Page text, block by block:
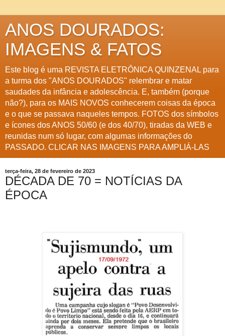
ANOS DOURADOS:
IMAGENS & FATOS
Este blog é uma REVISTA ELETRÔNICA QUINZENAL para
a turma dos "ANOS DOURADOS" relembrar e matar
saudades da infância e adolescência. E, também (porque
não?), para os MAIS NOVOS conhecerem coisas da época
e o que se passava naqueles tempos. FOTOS dos símbolos
e ícones dos ANOS 50/60 (e dos 40/70), tiradas da WEB e
reunidas num só lugar, com algumas informações do
PASSADO. CLICAR NAS IMAGENS PARA AMPLIÁ-LAS
terça-feira, 28 de fevereiro de 2023
DÉCADA DE 70 = NOTÍCIAS DA
ÉPOCA